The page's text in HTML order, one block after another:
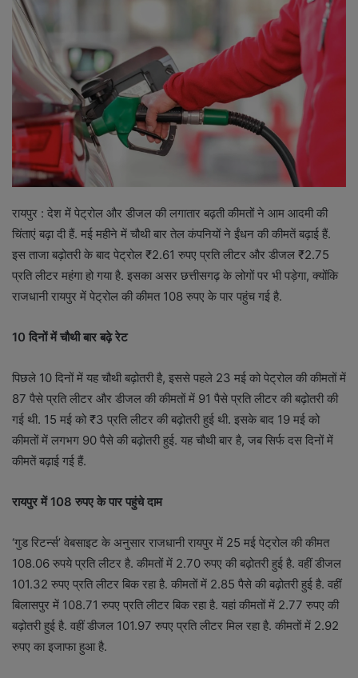
रायपुर : देश में पेट्रोल और डीजल की लगातार बढ़ती कीमतों ने आम आदमी की
चिंताएं बढ़ा दी हैं. मई महीने में चौथी बार तेल कंपनियों ने ईंधन की कीमतें बढ़ाई हैं.
इस ताजा बढ़ोतरी के बाद पेट्रोल ₹2.61 रुपए प्रति लीटर और डीजल ₹2.75
प्रति लीटर महंगा हो गया है. इसका असर छत्तीसगढ़ के लोगों पर भी पड़ेगा, क्योंकि
राजधानी रायपुर में पेट्रोल की कीमत 108 रुपए के पार पहुंच गई है.
10 दिनों में चौथी बार बढ़े रेट
पिछले 10 दिनों में यह चौथी बढ़ोतरी है, इससे पहले 23 मई को पेट्रोल की कीमतों में
87 पैसे प्रति लीटर और डीजल की कीमतों में 91 पैसे प्रति लीटर की बढ़ोतरी की
गई थी. 15 मई को ₹3 प्रति लीटर की बढ़ोतरी हुई थी. इसके बाद 19 मई को
कीमतों में लगभग 90 पैसे की बढ़ोतरी हुई. यह चौथी बार है, जब सिर्फ दस दिनों में
कीमतें बढ़ाई गई हैं.
रायपुर में 108 रुपए के पार पहुंचे दाम
‘गुड रिटर्न्स’ वेबसाइट के अनुसार राजधानी रायपुर में 25 मई पेट्रोल की कीमत
108.06 रुपये प्रति लीटर है. कीमतों में 2.70 रुपए की बढ़ोतरी हुई है. वहीं डीजल
101.32 रुपए प्रति लीटर बिक रहा है. कीमतों में 2.85 पैसे की बढ़ोतरी हुई है. वहीं
बिलासपुर में 108.71 रुपए प्रति लीटर बिक रहा है. यहां कीमतों में 2.77 रुपए की
बढ़ोतरी हुई है. वहीं डीजल 101.97 रुपए प्रति लीटर मिल रहा है. कीमतों में 2.92
रुपए का इजाफा हुआ है.